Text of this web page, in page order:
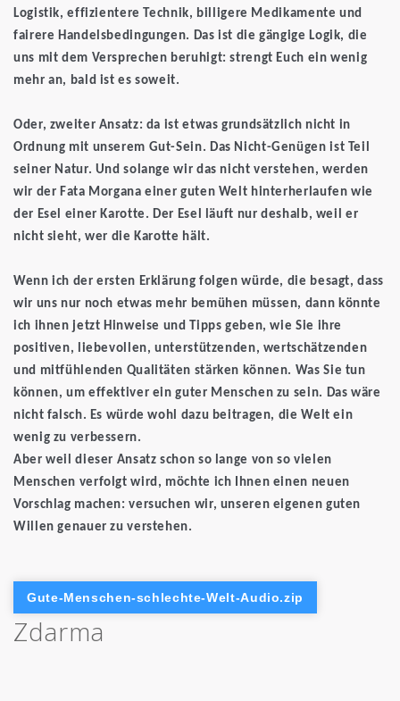
Logistik, effizientere Technik, billigere Medikamente und
fairere Handelsbedingungen. Das ist die gängige Logik, die
uns mit dem Versprechen beruhigt: strengt Euch ein wenig
mehr an, bald ist es soweit.
Oder, zweiter Ansatz: da ist etwas grundsätzlich nicht in
Ordnung mit unserem Gut-Sein. Das Nicht-Genügen ist Teil
seiner Natur. Und solange wir das nicht verstehen, werden
wir der Fata Morgana einer guten Welt hinterherlaufen wie
der Esel einer Karotte. Der Esel läuft nur deshalb, weil er
nicht sieht, wer die Karotte hält.
Wenn ich der ersten Erklärung folgen würde, die besagt, dass
wir uns nur noch etwas mehr bemühen müssen, dann könnte
ich ihnen jetzt Hinweise und Tipps geben, wie Sie ihre
positiven, liebevollen, unterstützenden, wertschätzenden
und mitfühlenden Qualitäten stärken können. Was Sie tun
können, um effektiver ein guter Menschen zu sein. Das wäre
nicht falsch. Es würde wohl dazu beitragen, die Welt ein
wenig zu verbessern.
Aber weil dieser Ansatz schon so lange von so vielen
Menschen verfolgt wird, möchte ich Ihnen einen neuen
Vorschlag machen: versuchen wir, unseren eigenen guten
Willen genauer zu verstehen.
Gute-Menschen-schlechte-Welt-Audio.zip
Zdarma